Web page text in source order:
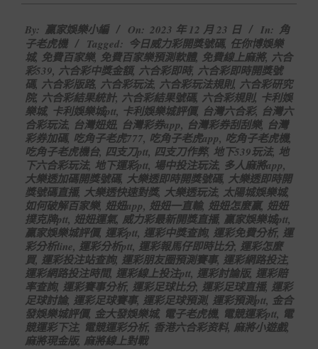
12-
23
By: 贏家娛樂小編 On: 2023 年 12 月 23 日 In: 角
子老虎機
Tagged: 今日威力彩開獎號碼, 任你博娛樂
城, 免費百家樂, 免費百家樂預測軟體, 免費線上麻將, 六合
彩539, 六合彩中獎金額, 六合彩即時, 六合彩即時開獎號
碼, 六合彩版路, 六合彩玩法, 六合彩玩法規則, 六合彩研究
院, 六合彩結果統計, 六合彩結果號碼, 六合彩規則, 卡利娛
樂城, 卡利娛樂城ptt, 卡利娛樂城評價, 台灣六合彩, 台灣六
合彩玩法, 台灣妞妞, 台灣彩券app, 台灣彩券刮刮樂, 台灣
彩券加碼, 吃角子老虎777, 吃角子老虎app, 吃角子老虎機,
吃角子老虎機台, 四支刀ptt, 四支刀作弊, 地下539玩法, 地
下六合彩玩法, 地下運彩ptt, 場中投注玩法, 多人麻將app,
大樂透加碼開獎號碼, 大樂透即時開獎號碼, 大樂透即時開
獎號碼直播, 大樂透快速對獎, 大樂透玩法, 太陽城娛樂城,
如何破解百家樂, 妞妞app, 妞妞一直輸, 妞妞怎麼贏, 妞妞
撲克牌ptt, 妞妞運氣, 威力彩最新開獎直播, 贏家娛樂城ptt,
贏家娛樂城評價, 運彩ptt, 運彩中獎查詢, 運彩免費分析, 運
彩分析line, 運彩分析ptt, 運彩報馬仔即時比分, 運彩怎麼
買, 運彩投注站查詢, 運彩朋友圈預測賽事, 運彩網路投注,
運彩網路投注時間, 運彩線上投注ptt, 運彩討論版, 運彩賠
率查詢, 運彩賽事分析, 運彩足球比分, 運彩足球直播, 運彩
足球討論, 運彩足球賽事, 運彩足球預測, 運彩預測ptt, 金合
發娛樂城評價, 金大發娛樂城, 電子老虎機, 電競運彩ptt, 電
競運彩下注, 電競運彩分析, 香港六合彩资料, 麻將小遊戲,
麻將現金版, 麻將線上對戰